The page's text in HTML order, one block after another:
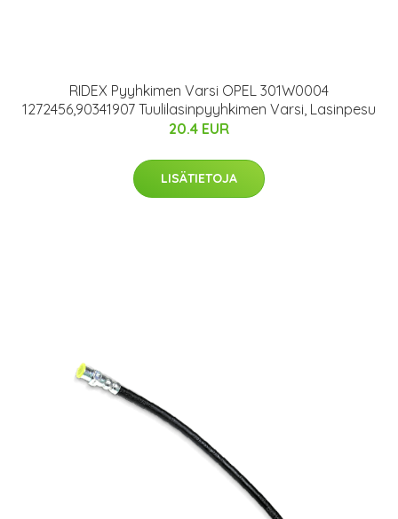
RIDEX Pyyhkimen Varsi OPEL 301W0004
1272456,90341907 Tuulilasinpyyhkimen Varsi, Lasinpesu
20.4 EUR
LISÄTIETOJA